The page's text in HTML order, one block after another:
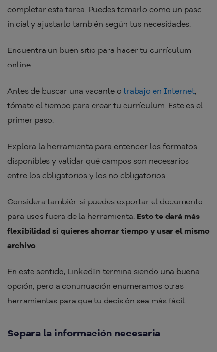
completar esta tarea. Puedes tomarlo como un paso
inicial y ajustarlo también según tus necesidades.
Encuentra un buen sitio para hacer tu currículum
online.
Antes de buscar una vacante o trabajo en Internet,
tómate el tiempo para crear tu currículum. Este es el
primer paso.
Explora la herramienta para entender los formatos
disponibles y validar qué campos son necesarios
entre los obligatorios y los no obligatorios.
Considera también si puedes exportar el documento
para usos fuera de la herramienta. Esto te dará más
flexibilidad si quieres ahorrar tiempo y usar el mismo
archivo
En este sentido, LinkedIn termina siendo una buena
opción, pero a continuación enumeramos otras
herramientas para que tu decisión sea más fácil.
Separa la información necesaria